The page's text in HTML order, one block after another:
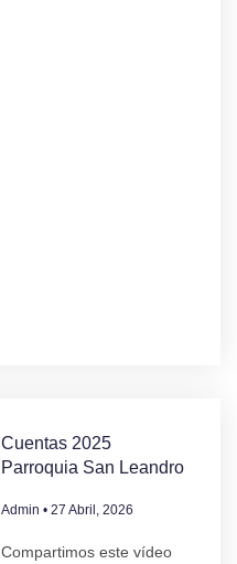
Cuentas 2025
Parroquia San Leandro
Admin 27 Abril, 2026
Compartimos este vídeo